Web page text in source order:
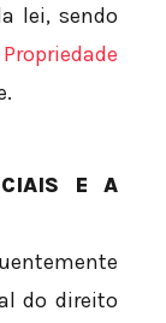
lei, sendo
Propriedade
E A
do direito